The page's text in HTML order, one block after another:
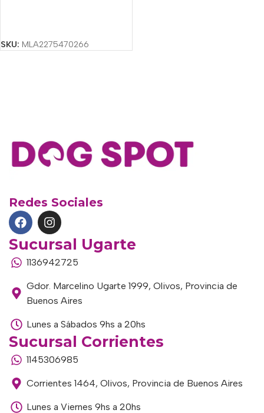
SKU: MLA2275470266
Redes Sociales
Sucursal Ugarte
1136942725
Gdor. Marcelino Ugarte 1999, Olivos, Provincia de
Buenos Aires
Lunes a Sábados 9hs a 20hs
Sucursal Corrientes
1145306985
Corrientes 1464, Olivos, Provincia de Buenos Aires
Lunes a Viernes 9hs a 20hs